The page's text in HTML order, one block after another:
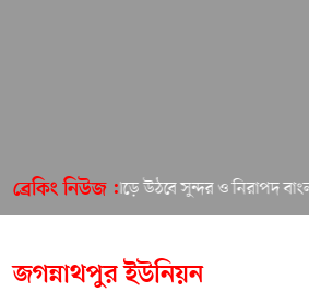
ব্রেকিং নিউজ :গড়ে উঠবে সুন্দর ও নিরাপদ বাংলাদেশ :
জগন্নাথপুর ইউনিয়ন